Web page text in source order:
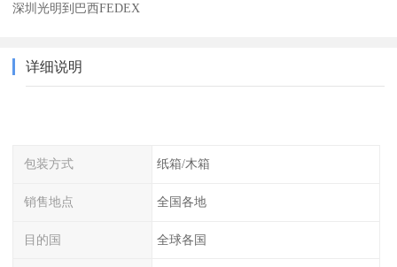
深圳光明到巴西FEDEX
详细说明
包装方式 纸箱/木箱
销售地点 全国各地
目的国 全球各国